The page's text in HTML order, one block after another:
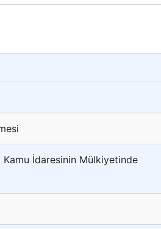
Kamu İdaresinin Mülkiyetinde